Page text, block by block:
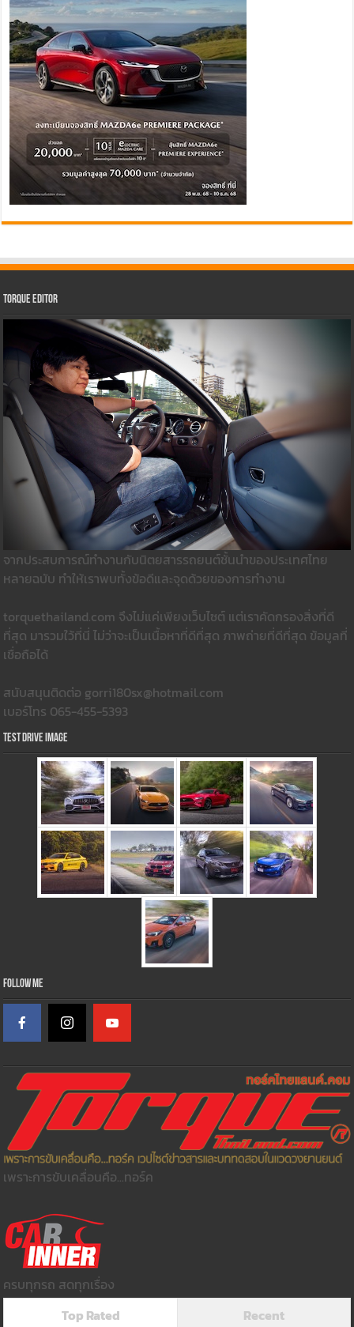
Torque Editor
จากประสบการณ์ทำงานกับนิตยสารรถยนต์ชั้นนำของประเทศไทย
หลายฉบับ ทำให้เราพบทั้งข้อดีและจุดด้วยของการทำงาน
torquethailand.com จึงไม่แค่เพียงเว็บไซต์ แต่เราคัดกรองสิ่งที่ดี
ที่สุด มารวมใว้ที่นี่ ไม่ว่าจะเป็นเนื้อหาที่ดีที่สุด ภาพถ่ายที่ดีที่สุด ข้อมูลที่
เชื่อถือได้
สนับสนุนติดต่อ gorri180sx@hotmail.com
เบอร์โทร 065-455-5393
Test Drive Image
Follow Me
เพราะการขับเคลื่อนคือ...ทอร์ค
ครบทุกรถ สดทุกเรื่อง
Top Rated
Recent